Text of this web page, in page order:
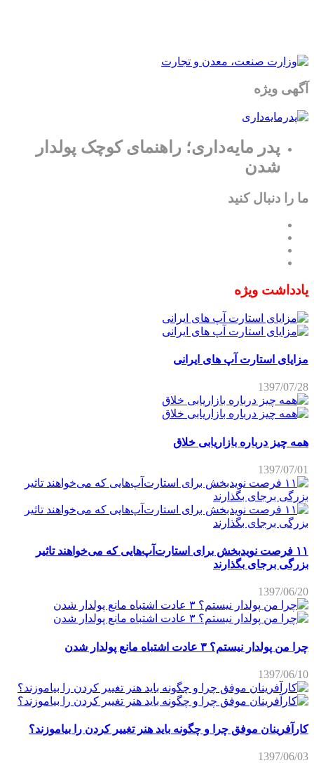
آگهی ویژه
پدر مایه‌داری؛ راهنمای کوچک پولدار
شدن
ما را دنبال کنید
یادداشت ویژه
مزایای استارت آپ های ایرانی
1397/07/28
همه چیز درباره بازاریابی خلاق
1397/07/01
۱۱ فرصت نویدبخش برای استارت‌آپ‌هایی که می‌خواهند تاثیر
بزرگی برجای بگذارند
1397/06/20
چرا من پولدار نیستم؟ ۳ عادت اشتباه مانع پولدار شدن
1397/06/10
کارآفرینان موفق چرا و چگونه باید هنر تغییر کردن را بیاموزند؟
1397/06/03